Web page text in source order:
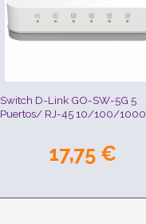
Switch D-Link GO-SW-5G 5
Puertos/ RJ-45 10/100/1000
17,75 €